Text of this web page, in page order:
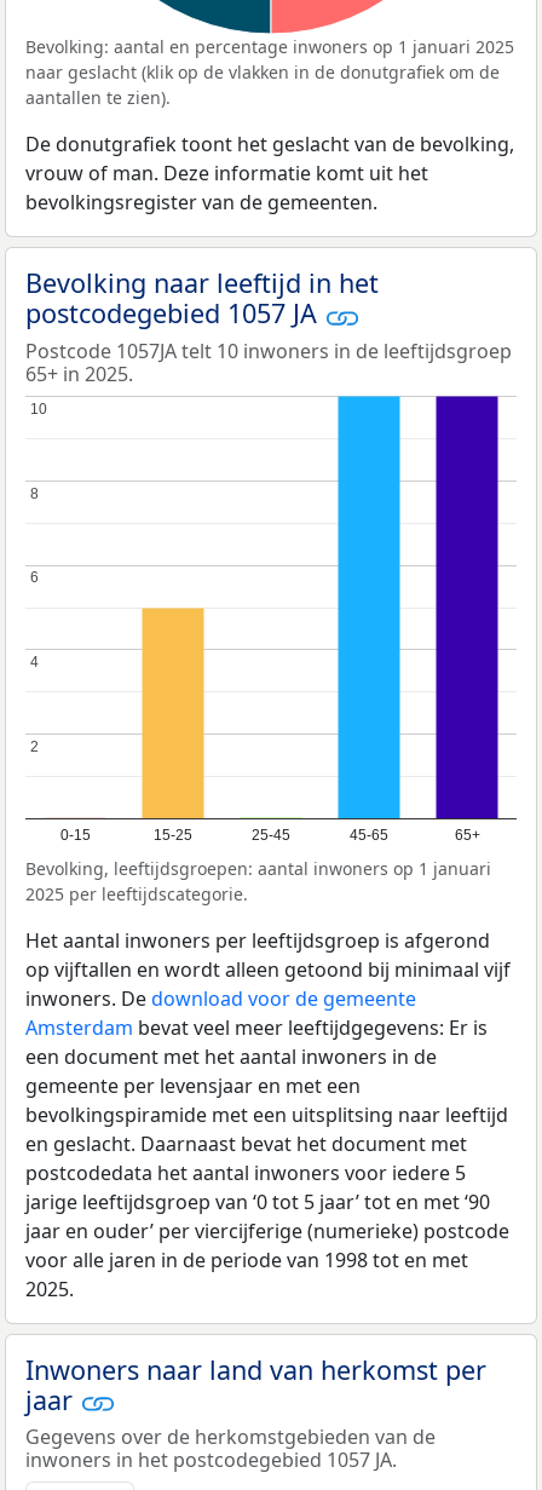
Bevolking: aantal en percentage inwoners op 1 januari 2025
naar geslacht (klik op de vlakken in de donutgrafiek om de
aantallen te zien).
De donutgrafiek toont het geslacht van de bevolking,
vrouw of man. Deze informatie komt uit het
bevolkingsregister van de gemeenten.
Bevolking naar leeftijd in het
postcodegebied 1057 JA
Postcode 1057JA telt 10 inwoners in de leeftijdsgroep
65+ in 2025.
0-15 15-25 25-45 45-65 65+
2
2
4
4
6
6
8
8
10
10
Bevolking, leeftijdsgroepen: aantal inwoners op 1 januari
2025 per leeftijdscategorie.
Het aantal inwoners per leeftijdsgroep is afgerond
op vijftallen en wordt alleen getoond bij minimaal vijf
inwoners. Dedownload voor de gemeente
Amsterdam bevat veel meer leeftijdgegevens: Er is
een document met het aantal inwoners in de
gemeente per levensjaar en met een
bevolkingspiramide met een uitsplitsing naar leeftijd
en geslacht. Daarnaast bevat het document met
postcodedata het aantal inwoners voor iedere 5
jarige leeftijdsgroep van ‘0 tot 5 jaar’ tot en met ‘90
jaar en ouder’ per viercijferige (numerieke) postcode
voor alle jaren in de periode van 1998 tot en met
2025.
Inwoners naar land van herkomst per
jaar
Gegevens over de herkomstgebieden van de
inwoners in het postcodegebied 1057 JA.